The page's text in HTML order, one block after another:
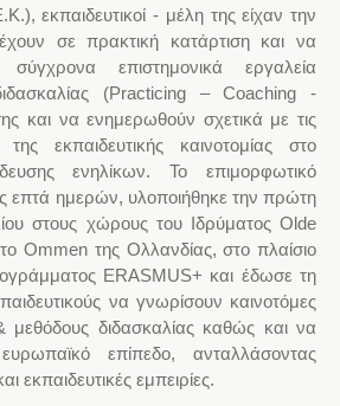
εκπαιδευτικοί - μέλη της είχαν την
σε πρακτική κατάρτιση και να
επιστημονικά εργαλεία
(Practicing – Coaching -
και να ενημερωθούν σχετικά με τις
της εκπαιδευτικής καινοτομίας στο
ενηλίκων. Το επιμορφωτικό
επτά ημερών, υλοποιήθηκε την πρώτη
στους χώρους του Ιδρύματος Olde
Ommen της Ολλανδίας, στο πλαίσιο
ERASMUS+ και έδωσε τη
να γνωρίσουν καινοτόμες
& μεθόδους διδασκαλίας καθώς και να
επίπεδο, ανταλλάσοντας
εκπαιδευτικές εμπειρίες.